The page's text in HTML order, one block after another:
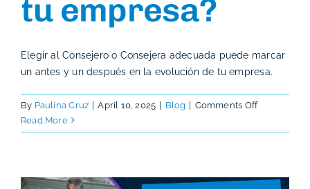
tu empresa?
Elegir al Consejero o Consejera adecuada puede marcar
un antes y un después en la evolución de tu empresa.
By Paulina Cruz April 10, 2025 Blog Comments Offon
buscar
Consejero
Read More